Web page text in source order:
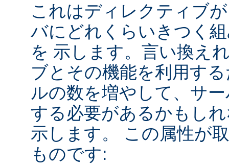
これはディレクティブ
バにどれくらいきつく
を 示します。言い換え
ブとその機能を利用す
ルの数を増やして、サ
する必要があるかもし
示します。 この属性が
ものです: